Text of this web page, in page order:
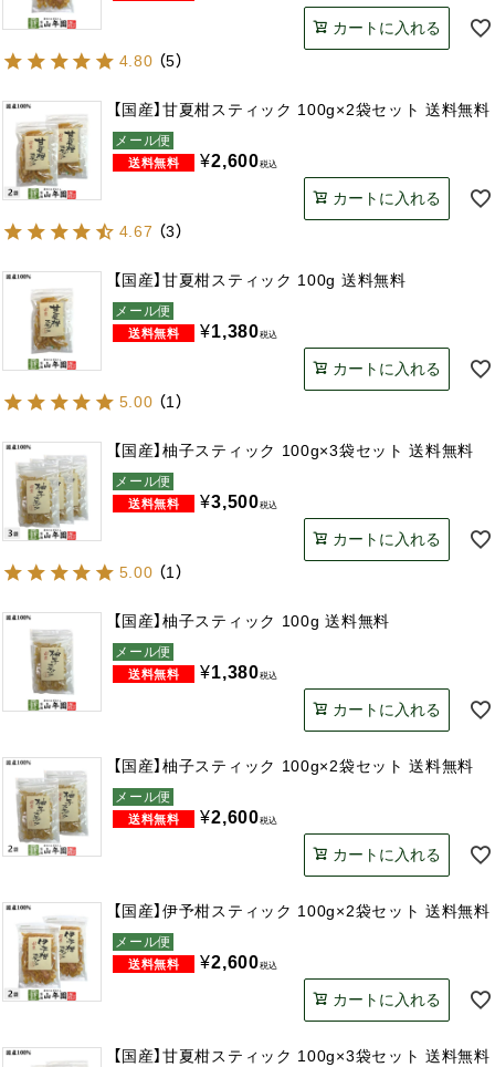
カートに入れる
4.80 （5）
【国産】甘夏柑スティック 100g×2袋セット 送料無料
メール便
¥2,600税込
カートに入れる
4.67 （3）
【国産】甘夏柑スティック 100g 送料無料
メール便
¥1,380税込
カートに入れる
5.00 （1）
【国産】柚子スティック 100g×3袋セット 送料無料
メール便
¥3,500税込
カートに入れる
5.00 （1）
【国産】柚子スティック 100g 送料無料
メール便
¥1,380税込
カートに入れる
【国産】柚子スティック 100g×2袋セット 送料無料
メール便
¥2,600税込
カートに入れる
【国産】伊予柑スティック 100g×2袋セット 送料無料
メール便
¥2,600税込
カートに入れる
【国産】甘夏柑スティック 100g×3袋セット 送料無料